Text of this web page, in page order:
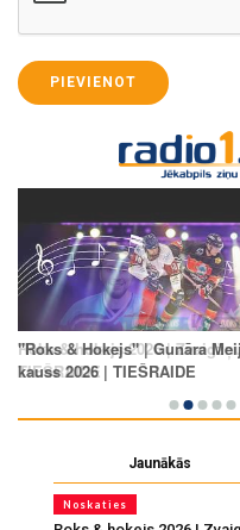
PIEVIENOT
Jaunākās
Noskaties